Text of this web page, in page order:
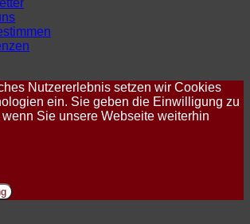
Nutzererlebnis setzen wir Cookies
ein. Sie geben die Einwilligung zu
Sie unsere Webseite weiterhin